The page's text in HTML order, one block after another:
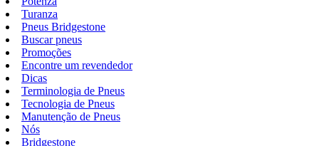
Turanza
Pneus Bridgestone
Buscar pneus
Promoções
Encontre um revendedor
Dicas
Terminologia de Pneus
Tecnologia de Pneus
Manutenção de Pneus
Nós
Bridgestone